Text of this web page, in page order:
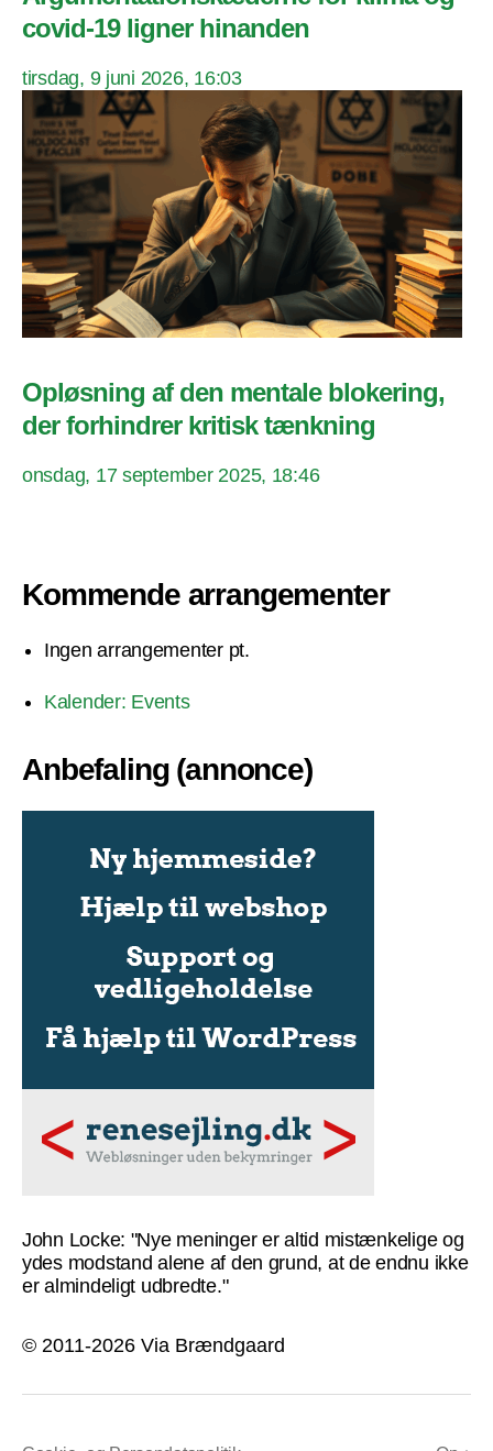
covid-19 ligner hinanden
tirsdag, 9 juni 2026, 16:03
Opløsning af den mentale blokering,
der forhindrer kritisk tænkning
onsdag, 17 september 2025, 18:46
Kommende arrangementer
Ingen arrangementer pt.
Kalender: Events
Anbefaling (annonce)
John Locke: "Nye meninger er altid mistænkelige og
ydes modstand alene af den grund, at de endnu ikke
er almindeligt udbredte."
© 2011-2026 Via Brændgaard